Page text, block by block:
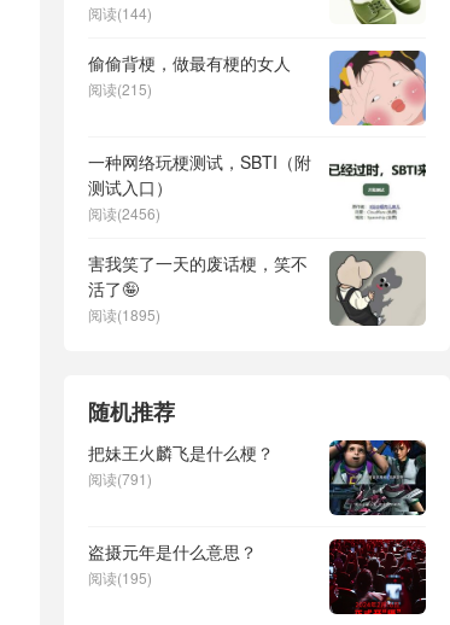
阅读(144)
偷偷背梗，做最有梗的女人
阅读(215)
一种网络玩梗测试，SBTI（附
测试入口）
阅读(2456)
害我笑了一天的废话梗，笑不
活了🤪
阅读(1895)
随机推荐
把妹王火麟飞是什么梗？
阅读(791)
盗摄元年是什么意思？
阅读(195)